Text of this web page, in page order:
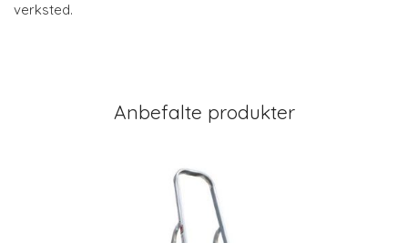
verksted.
Anbefalte produkter